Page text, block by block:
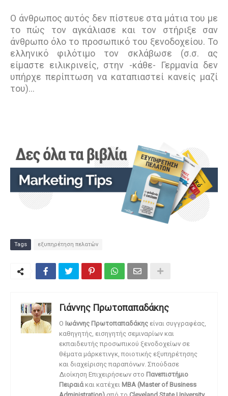
Ο άνθρωπος αυτός δεν πίστευε στα μάτια του με
το πώς τον αγκάλιασε και τον στήριξε σαν
άνθρωπο όλο το προσωπικό του ξενοδοχείου. Το
ελληνικό φιλότιμο τον σκλάβωσε (σ.σ. ας
είμαστε ειλικρινείς, στην -κάθε- Γερμανία δεν
υπήρχε περίπτωση να καταπιαστεί κανείς μαζί
του)…
Tags εξυπηρέτηση πελατών
Γιάννης Πρωτοπαπαδάκης
O Ιωάννης Πρωτοπαπαδάκης είναι συγγραφέας,
καθηγητής, εισηγητής σεμιναρίων και
εκπαιδευτής προσωπικού ξενοδοχείων σε
θέματα μάρκετινγκ, ποιοτικής εξυπηρέτησης
και διαχείρισης παραπόνων. Σπούδασε
Διοίκηση Επιχειρήσεων στο Πανεπιστήμιο
Πειραιά και κατέχει MBA (Master of Business
Administration) από το Cleveland State University.